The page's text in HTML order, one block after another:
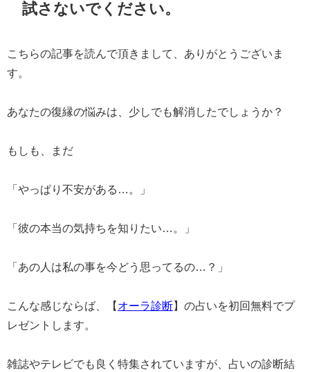
試さないでください。
こちらの記事を読んで頂きまして、ありがとうございま
す。
あなたの復縁の悩みは、少しでも解消したでしょうか？
もしも、まだ
「やっぱり不安がある…。」
「彼の本当の気持ちを知りたい…。」
「あの人は私の事を今どう思ってるの…？」
こんな感じならば、【 オーラ診断】の占いを初回無料でプ
レゼントします。
雑誌やテレビでも良く特集されていますが、占いの診断結